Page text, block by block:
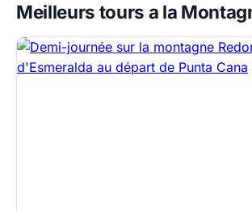
Meilleurs tours a la